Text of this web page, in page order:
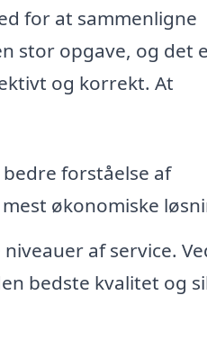
for at sammenligne
stor opgave, og det
og korrekt. At
forståelse af
økonomiske
af service.
bedste kvalitet og